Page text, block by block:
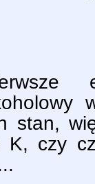
stan,
czy